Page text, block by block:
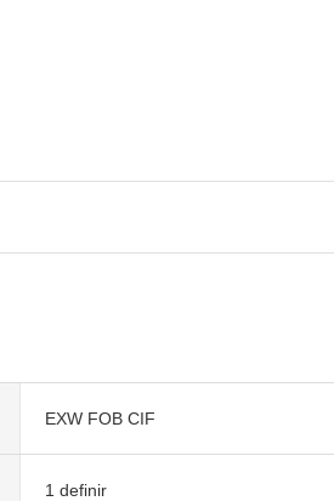
EXW FOB CIF
1 definir